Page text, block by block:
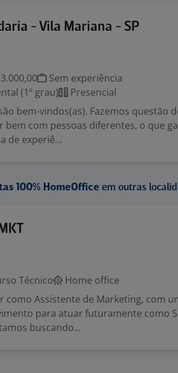
- Vila Mariana - SP
Sem experiência
(1º grau)
Presencial
bem-vindos(as). Fazemos questão
bem com pessoas diferentes, o que
de experiê...
100% HomeOffice em outras
Técnico
Home office
como Assistente de Marketing, com
para atuar futuramente como
buscando...